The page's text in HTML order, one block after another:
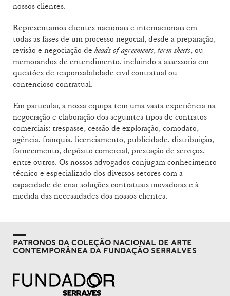
nossos clientes.
Representamos clientes nacionais e internacionais em
todas as fases de um processo negocial, desde a preparação,
revisão e negociação deheads of agreements, term sheets, ou
memorandos de entendimento, incluindo a assessoria em
questões de responsabilidade civil contratual ou
contencioso contratual.
Em particular, a nossa equipa tem uma vasta experiência na
negociação e elaboração dos seguintes tipos de contratos
comerciais: trespasse, cessão de exploração, comodato,
agência, franquia, licenciamento, publicidade, distribuição,
fornecimento, depósito comercial, prestação de serviços,
entre outros. Os nossos advogados conjugam conhecimento
técnico e especializado dos diversos setores com a
capacidade de criar soluções contratuais inovadoras e à
medida das necessidades dos nossos clientes.
PATRONOS DA COLEÇÃO NACIONAL DE ARTE
CONTEMPORÂNEA DA FUNDAÇÃO SERRALVES